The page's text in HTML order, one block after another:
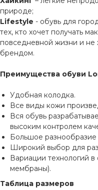
природе;
Lifestyle - обувь для
тех, кто хочет получать
повседневной жизни и не
брендом.
Преимущества обуви
Удобная колодка.
Все виды кожи
Вся обувь
высоким контролем
Большое разнообразие
Широкий выбор для
Вариации технологий
мембраны).
Таблица размеров